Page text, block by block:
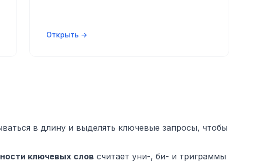
Открыть →
в длину и выделять ключевые запросы, чтобы
ключевых слов считает уни-, би- и триграммы